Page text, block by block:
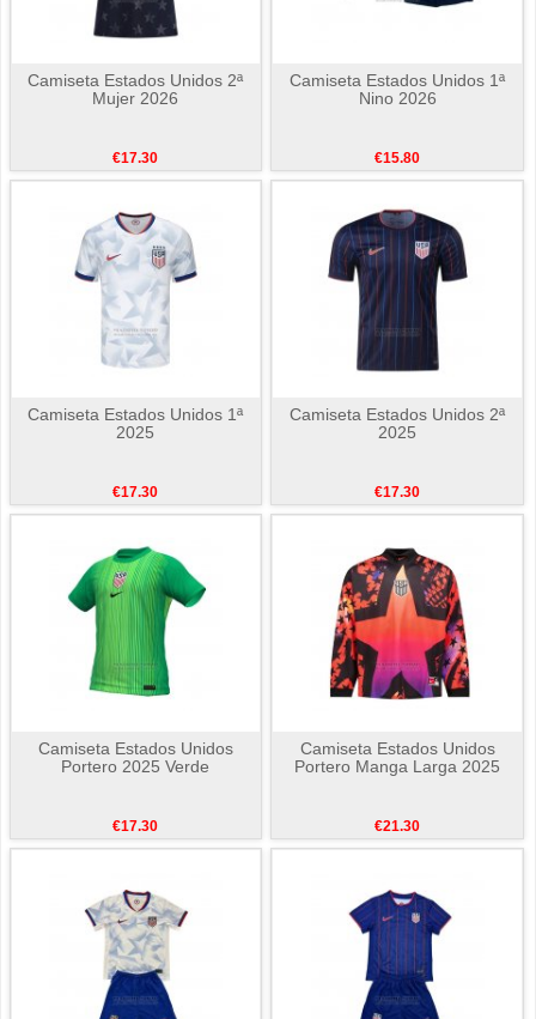
Camiseta Estados Unidos 2ª
Mujer 2026
€17.30
Camiseta Estados Unidos 1ª
Nino 2026
€15.80
Camiseta Estados Unidos 1ª
2025
€17.30
Camiseta Estados Unidos 2ª
2025
€17.30
Camiseta Estados Unidos
Portero 2025 Verde
€17.30
Camiseta Estados Unidos
Portero Manga Larga 2025
€21.30